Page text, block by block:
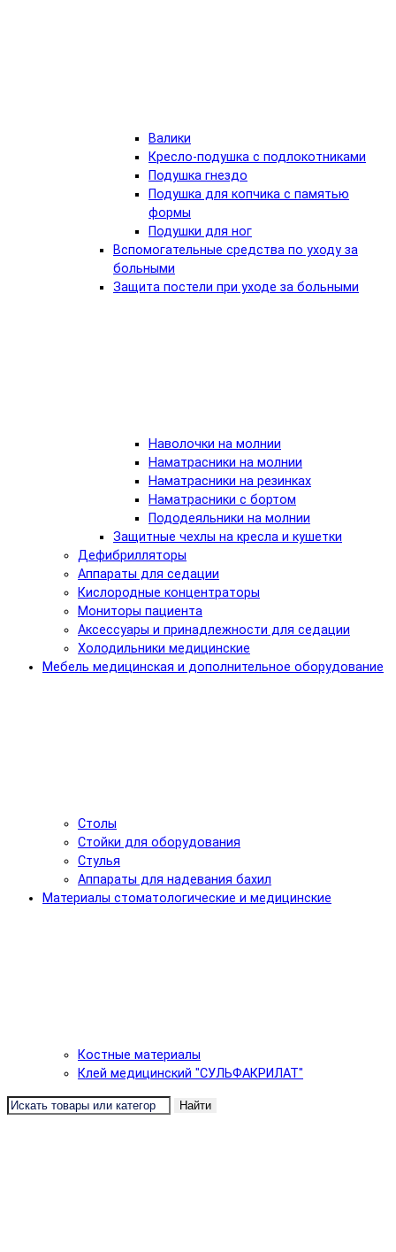
Валики
Кресло-подушка с подлокотниками
Подушка гнездо
Подушка для копчика с памятью
формы
Подушки для ног
Вспомогательные средства по уходу за
больными
Защита постели при уходе за больными
Наволочки на молнии
Наматрасники на молнии
Наматрасники на резинках
Наматрасники с бортом
Пододеяльники на молнии
Защитные чехлы на кресла и кушетки
Дефибрилляторы
Аппараты для седации
Кислородные концентраторы
Мониторы пациента
Аксессуары и принадлежности для седации
Холодильники медицинские
Мебель медицинская и дополнительное оборудование
Столы
Стойки для оборудования
Стулья
Аппараты для надевания бахил
Материалы стоматологические и медицинские
Костные материалы
Клей медицинский "СУЛЬФАКРИЛАТ"
Найти